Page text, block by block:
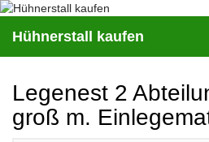
Skip
main
content
Hühnerstall kaufen
Legenest 2
groß m.